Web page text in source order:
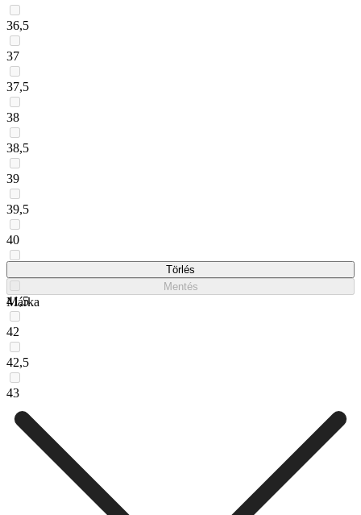
36,5
37
37,5
38
38,5
39
39,5
40
41,5
42
42,5
43
Törlés
Mentés
Márka